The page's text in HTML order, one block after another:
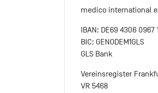
medico international
IBAN: DE69 4306 0967
BIC: GENODEM1GLS
GLS Bank
Vereinsregister
VR 5468